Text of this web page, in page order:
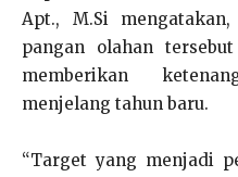
Apt., M.Si
pangan olahan
memberikan
menjelang tahun baru.
“Target yang menjadi